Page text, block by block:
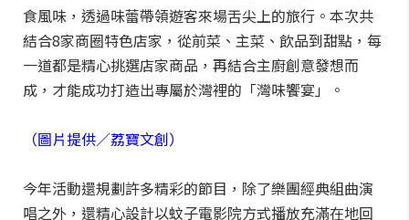
食風味，透過味蕾帶領遊客來場舌尖上的旅行。本次共
結合8家商圈特色店家，從前菜、主菜、飲品到甜點，每
一道都是精心挑選店家商品，再結合主廚創意發想而
成，才能成功打造出專屬於灣裡的「灣味饗宴」。
（圖片提供／荔寶文創）
今年活動還規劃許多精彩的節目，除了樂團經典組曲演
唱之外，還精心設計以蚊子電影院方式播放充滿在地回